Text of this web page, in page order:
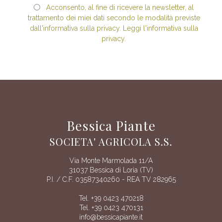
Acconsento, al fine di ricevere la newsletter, al
trattamento dei miei dati secondo le modalità previste
dall'informativa sulla privacy. Leggi l'informativa sulla
privacy.
Bessica Piante
SOCIETA' AGRICOLA S.S.
Via Monte Marmolada 11/A
31037 Bessica di Loria (TV)
P.I. / C.F. 03587340260 - REA TV 282965
Tel. +39 0423 470218
Tel. +39 0423 470131
info@bessicapiante.it